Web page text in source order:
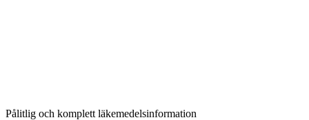
Pålitlig och komplett läkemedelsinformation